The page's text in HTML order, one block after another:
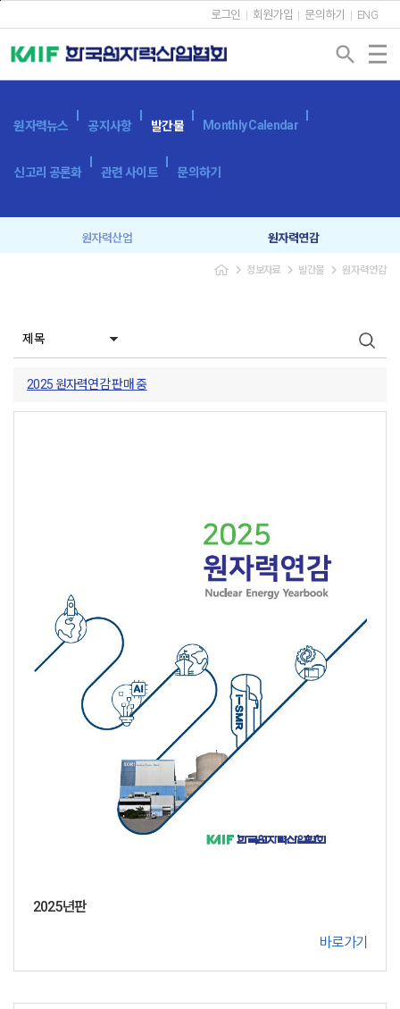
로그인 회원가입 문의하기 ENG
search
원자력뉴스 공지사항 발간물 Monthly Calendar
신고리 공론화 관련 사이트 문의하기
원자력산업 원자력연감
광고 신청
navigate_next 정보자료 navigate_next 발간물 navigate_next 원자력연감
2025 원자력연감 판매 중
2025년판
바로가기